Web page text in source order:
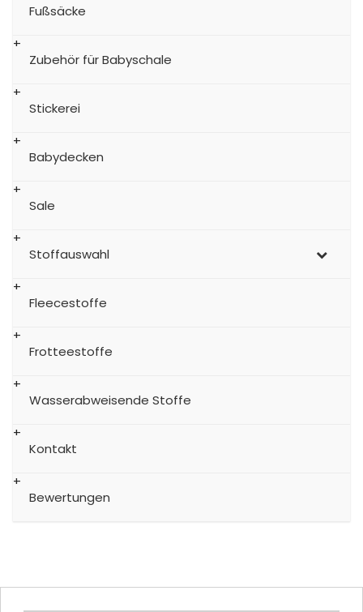
Fußsäcke
Zubehör für Babyschale
Stickerei
Babydecken
Sale
Stoffauswahl
Fleecestoffe
Frotteestoffe
Wasserabweisende Stoffe
Kontakt
Bewertungen